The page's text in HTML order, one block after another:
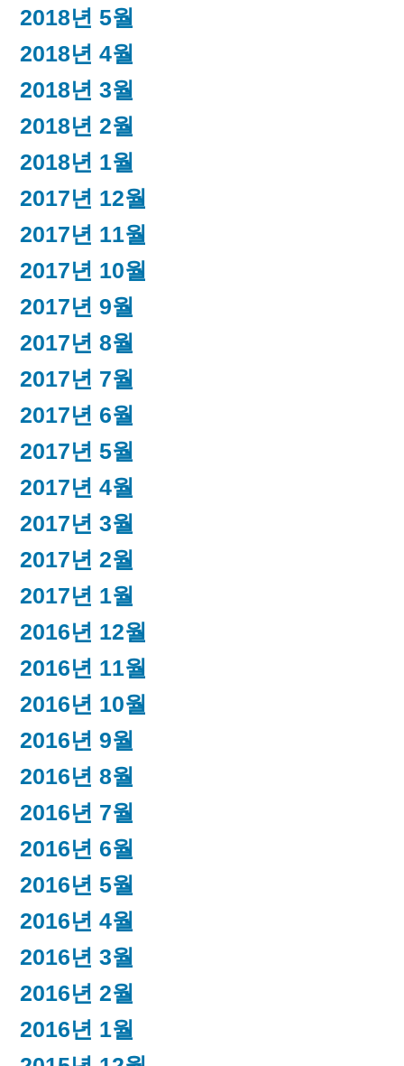
2018년 5월
2018년 4월
2018년 3월
2018년 2월
2018년 1월
2017년 12월
2017년 11월
2017년 10월
2017년 9월
2017년 8월
2017년 7월
2017년 6월
2017년 5월
2017년 4월
2017년 3월
2017년 2월
2017년 1월
2016년 12월
2016년 11월
2016년 10월
2016년 9월
2016년 8월
2016년 7월
2016년 6월
2016년 5월
2016년 4월
2016년 3월
2016년 2월
2016년 1월